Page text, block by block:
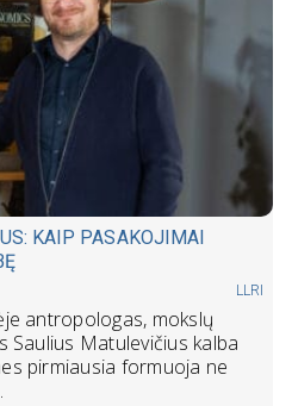
KAIP PASAKOJIMAI
LLRI
antropologas, mokslų
Saulius Matulevičius kalba
pirmiausia formuoja ne